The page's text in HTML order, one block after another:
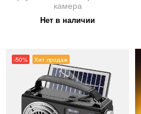
камера
Нет в наличии
-50% Хит продаж